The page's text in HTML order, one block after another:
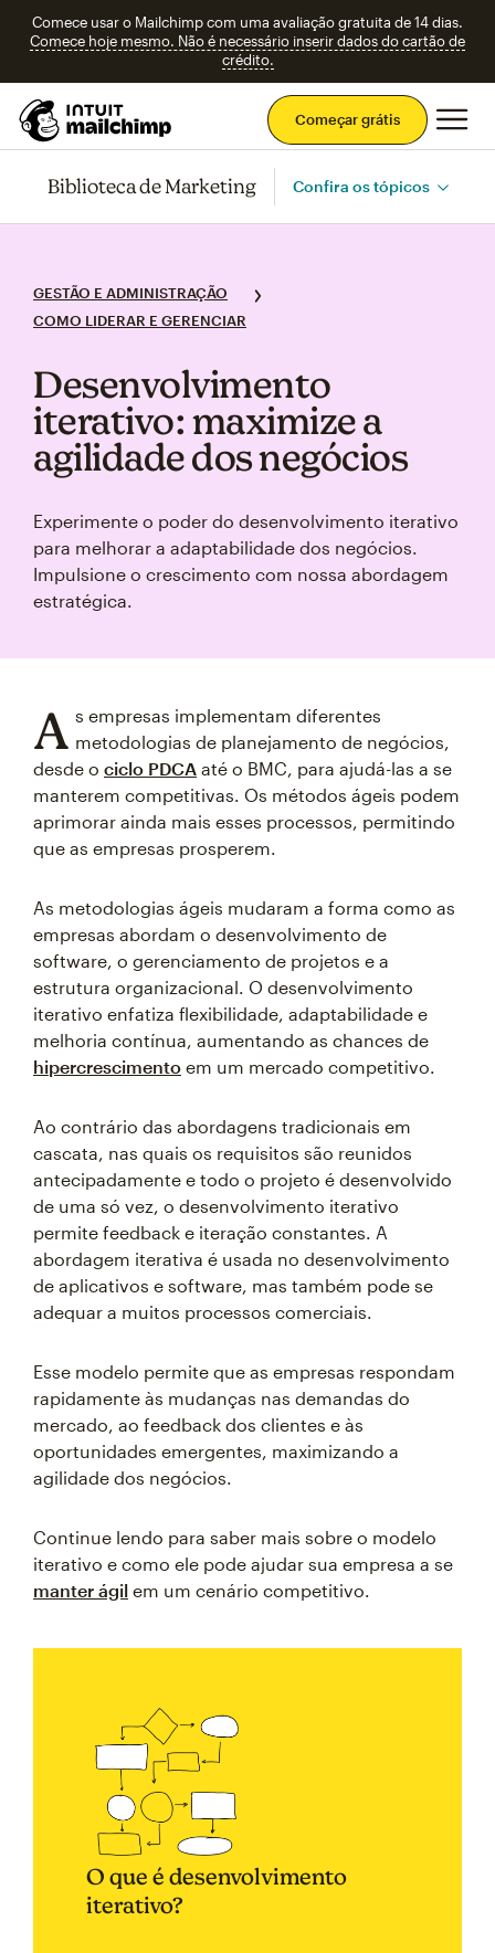
Comece usar o Mailchimp com uma avaliação gratuita de 14 dias.
Comece hoje mesmo. Não é necessário inserir dados do cartão de
crédito.
Começar grátis
Biblioteca de Marketing Confira os tópicos
GESTÃO E ADMINISTRAÇÃO
COMO LIDERAR E GERENCIAR
Desenvolvimento
iterativo: maximize a
agilidade dos negócios
Experimente o poder do desenvolvimento iterativo
para melhorar a adaptabilidade dos negócios.
Impulsione o crescimento com nossa abordagem
estratégica.
A s empresas implementam diferentes
metodologias de planejamento de negócios,
desde o ciclo PDCA até o BMC, para ajudá-las a se
manterem competitivas. Os métodos ágeis podem
aprimorar ainda mais esses processos, permitindo
que as empresas prosperem.
As metodologias ágeis mudaram a forma como as
empresas abordam o desenvolvimento de
software, o gerenciamento de projetos e a
estrutura organizacional. O desenvolvimento
iterativo enfatiza flexibilidade, adaptabilidade e
melhoria contínua, aumentando as chances de
hipercrescimento em um mercado competitivo.
Ao contrário das abordagens tradicionais em
cascata, nas quais os requisitos são reunidos
antecipadamente e todo o projeto é desenvolvido
de uma só vez, o desenvolvimento iterativo
permite feedback e iteração constantes. A
abordagem iterativa é usada no desenvolvimento
de aplicativos e software, mas também pode se
adequar a muitos processos comerciais.
Esse modelo permite que as empresas respondam
rapidamente às mudanças nas demandas do
mercado, ao feedback dos clientes e às
oportunidades emergentes, maximizando a
agilidade dos negócios.
Continue lendo para saber mais sobre o modelo
iterativo e como ele pode ajudar sua empresa a se
manter ágil em um cenário competitivo.
O que é desenvolvimento
iterativo?